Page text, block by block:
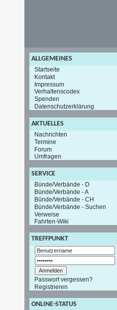
ALLGEMEINES
Startseite
Kontakt
Impressum
Verhaltenscodex
Spenden
Datenschutzerklärung
AKTUELLES
Nachrichten
Termine
Forum
Umfragen
SERVICE
Bünde/Verbände - D
Bünde/Verbände - A
Bünde/Verbände - CH
Bünde/Verbände - Suchen
Verweise
Fahrten-Wiki
TREFFPUNKT
Passwort vergessen?
Registrieren
ONLINE-STATUS